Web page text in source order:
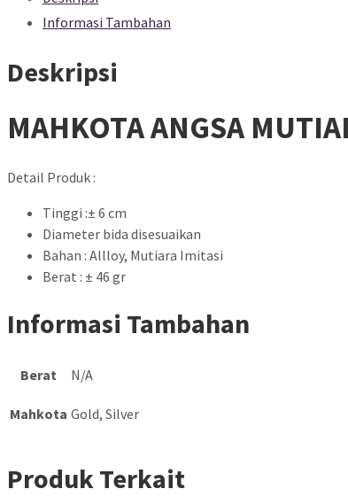
Informasi Tambahan
Deskripsi
MAHKOTA ANGSA
Detail Produk :
Tinggi :± 6 cm
Diameter bida disesuaikan
Bahan : Allloy, Mutiara Imitasi
Berat : ± 46 gr
Informasi Tambahan
Berat N/A
Mahkota Gold, Silver
Produk Terkait